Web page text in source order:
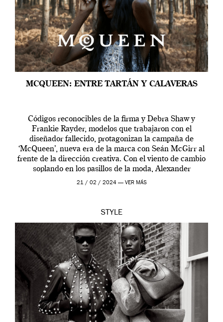
MCQUEEN: ENTRE TARTÁN Y CALAVERAS
Códigos reconocibles de la firma y Debra Shaw y
Frankie Rayder, modelos que trabajaron con el
diseñador fallecido, protagonizan la campaña de
‘McQueen’, nueva era de la marca con Seán McGirr al
frente de la dirección creativa. Con el viento de cambio
soplando en los pasillos de la moda, Alexander
McQueen se prepara para una […]
21 / 02 / 2024 — VER MÁS
STYLE